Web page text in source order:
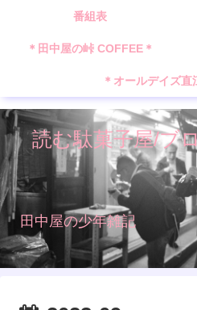
読む駄菓子屋/ブ
田中屋の少年雑記
番組表
＊田中屋の峠 COFFEE＊
＊オールデイズ直